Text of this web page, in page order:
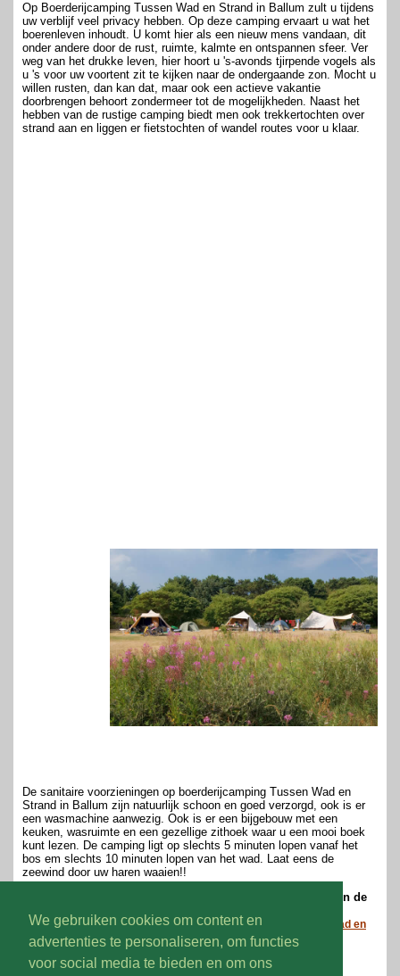
We gebruiken cookies om content en
advertenties te personaliseren, om functies
voor social media te bieden en om ons
Op Boerderijcamping Tussen Wad en Strand in Ballum zult u tijdens
uw verblijf veel privacy hebben. Op deze camping ervaart u wat het
boerenleven inhoudt. U komt hier als een nieuw mens vandaan, dit
onder andere door de rust, ruimte, kalmte en ontspannen sfeer. Ver
weg van het drukke leven, hier hoort u 's-avonds tjirpende vogels als
u 's voor uw voortent zit te kijken naar de ondergaande zon. Mocht u
willen rusten, dan kan dat, maar ook een actieve vakantie
doorbrengen behoort zondermeer tot de mogelijkheden. Naast het
hebben van de rustige camping biedt men ook trekkertochten over
strand aan en liggen er fietstochten of wandel routes voor u klaar.
De sanitaire voorzieningen op boerderijcamping Tussen Wad en
Strand in Ballum zijn natuurlijk schoon en goed verzorgd, ook is er
een wasmachine aanwezig. Ook is er een bijgebouw met een
keuken, wasruimte en een gezellige zithoek waar u een mooi boek
kunt lezen. De camping ligt op slechts 5 minuten lopen vanaf het
bos em slechts 10 minuten lopen van het wad. Laat eens de
zeewind door uw haren waaien!!
Bent u nieuwsgierig geworden naar deze minicamping in de
Bezoek dan hier de website van boerderijcamping Tussen Wad en
Strand in Ballum.
Volg ons op: